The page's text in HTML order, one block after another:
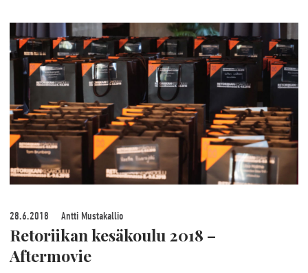
28.6.2018 Antti Mustakallio
Retoriikan kesäkoulu 2018 –
Aftermovie